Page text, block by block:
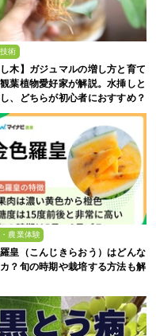
術
し木】ガジュマルの増し方と育て
葉植物愛好家が解説。水挿しと
、どちらが初心者におすすめ？
農業体験
皇（こんじきらおう）はどんな
？旬の時期や栽培する方法も解